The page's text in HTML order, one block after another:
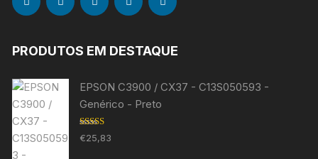
PRODUTOS EM DESTAQUE
EPSON C3900 / CX37 - C13S050593 -
Genérico - Preto
Avaliação
5.00de 5
€25,83